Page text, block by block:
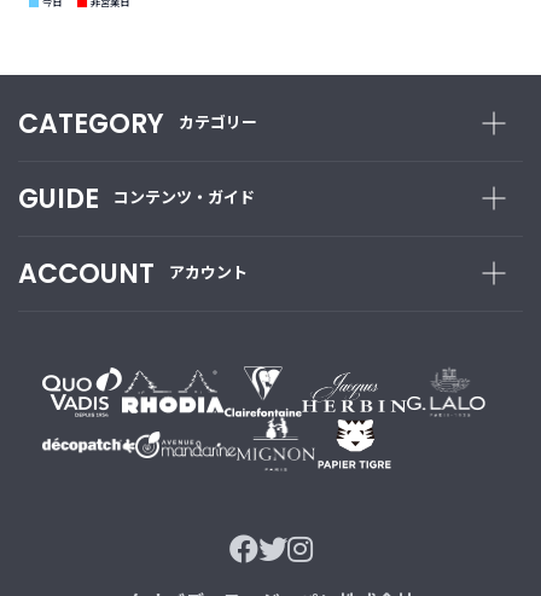
CATEGORY カテゴリー
GUIDE コンテンツ・ガイド
ACCOUNT アカウント